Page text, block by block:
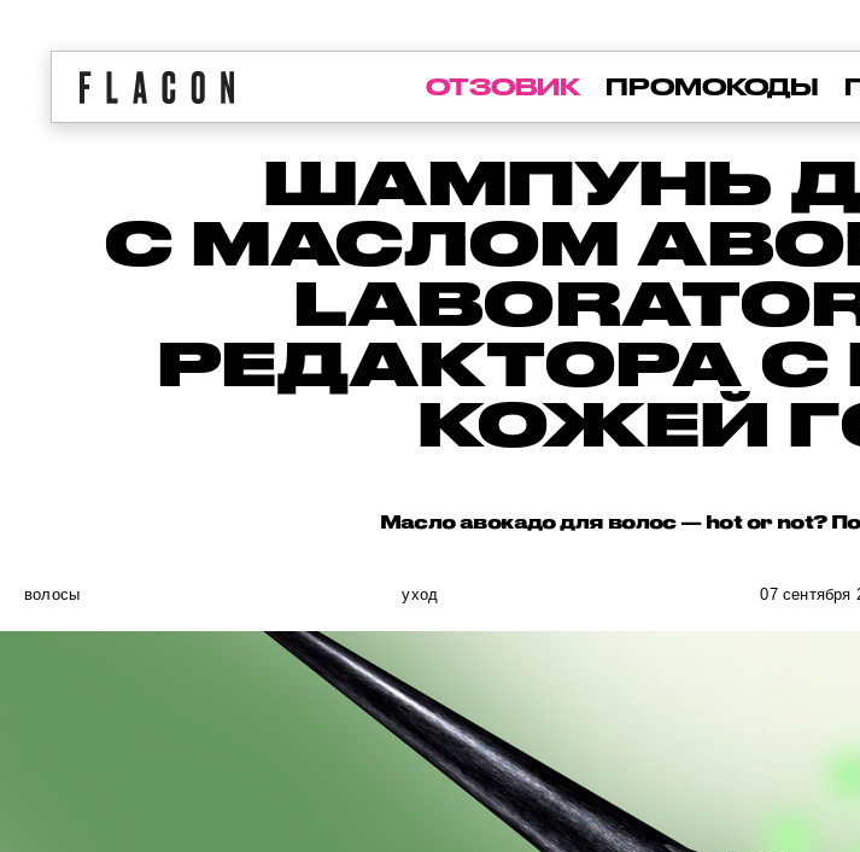
ОТЗОВИК ПРОМОКОДЫ
ШАМПУНЬ
С МАСЛОМ
РЕДАКТОРА
КОЖЕЙ
Масло авокадо для волос — hot or not?
волосы уход 07 сентября